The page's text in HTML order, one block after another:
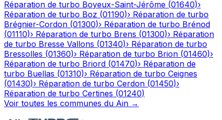
Réparation de turbo Boyeux-Saint-Jérôme (01640)›
Réparation de turbo Boz (01190)› Réparation de turbo
Brégnier-Cordon (01300)› Réparation de turbo Brénod
(01110)› Réparation de turbo Brens (01300)› Réparation
de turbo Bresse Vallons (01340)› Réparation de turbo
Bressolles (01360)› Réparation de turbo Brion (01460)›
Réparation de turbo Briord (01470)› Réparation de
turbo Buellas (01310)› Réparation de turbo Ceignes
(01430)› Réparation de turbo Cerdon (01450)›
Réparation de turbo Certines (01240)
Voir toutes les communes du Ain →